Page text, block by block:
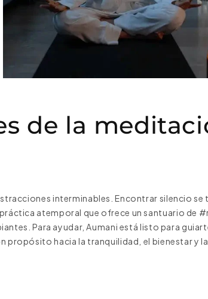
de la
interminables. Encontrar silencio se
atemporal que ofrece un santuario de
Para ayudar, Aumani está listo para
hacia la tranquilidad, el bienestar y la